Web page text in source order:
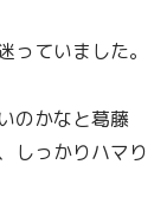
っていました。
のかなと葛藤
しっかりハマり